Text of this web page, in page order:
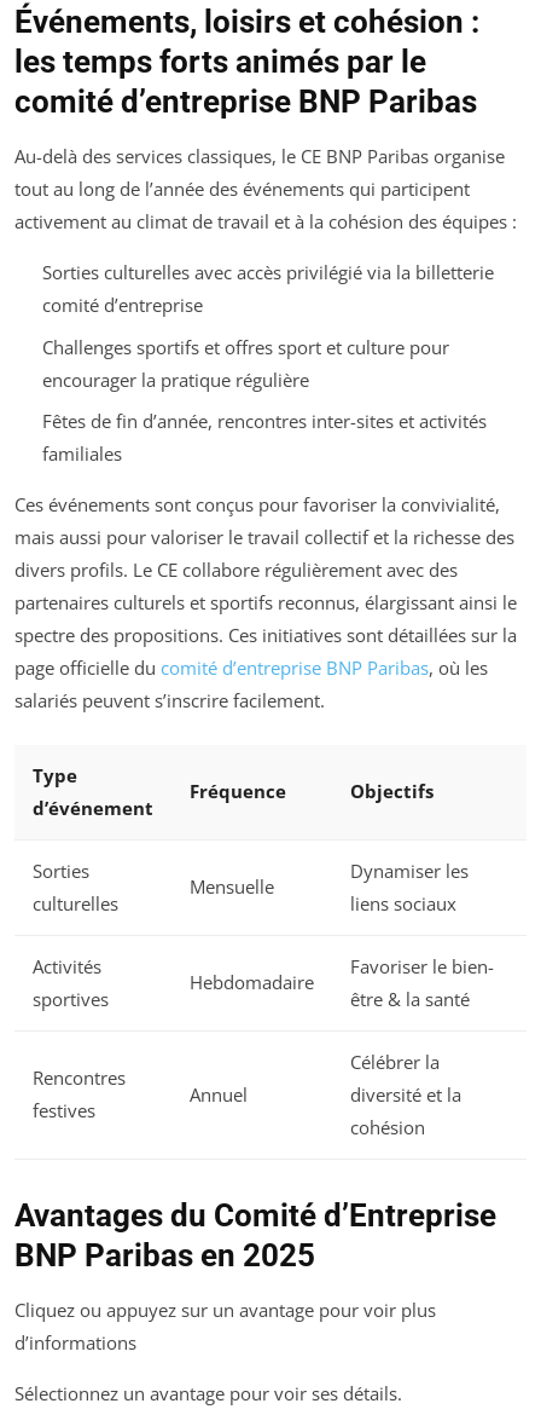
Événements, loisirs et cohésion :
les temps forts animés par le
comité d’entreprise BNP Paribas
Au-delà des services classiques, le CE BNP Paribas organise
tout au long de l’année des événements qui participent
activement au climat de travail et à la cohésion des équipes :
Sorties culturelles avec accès privilégié via la billetterie
comité d’entreprise
Challenges sportifs et offres sport et culture pour
encourager la pratique régulière
Fêtes de fin d’année, rencontres inter-sites et activités
familiales
Ces événements sont conçus pour favoriser la convivialité,
mais aussi pour valoriser le travail collectif et la richesse des
divers profils. Le CE collabore régulièrement avec des
partenaires culturels et sportifs reconnus, élargissant ainsi le
spectre des propositions. Ces initiatives sont détaillées sur la
page officielle du comité d’entreprise BNP Paribas, où les
salariés peuvent s’inscrire facilement.
Type
d’événement
Fréquence Objectifs
Sorties
culturelles
Mensuelle
Dynamiser les
liens sociaux
Activités
sportives
Hebdomadaire
Favoriser le bien-
être & la santé
Rencontres
festives
Annuel
Célébrer la
diversité et la
cohésion
Avantages du Comité d’Entreprise
BNP Paribas en 2025
Cliquez ou appuyez sur un avantage pour voir plus
d’informations
Sélectionnez un avantage pour voir ses détails.